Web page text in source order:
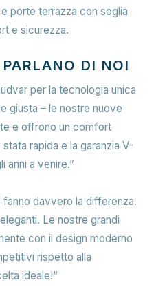
porte terrazza con soglia
e sicurezza.
DI NOI
per la tecnologia unica
giusta – le nostre nuove
e offrono un comfort
rapida e la garanzia V-
anni a venire.”
davvero la differenza.
Le nostre grandi
con il design moderno
rispetto alla
ideale!”